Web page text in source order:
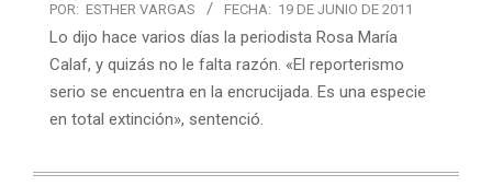
POR: ESTHER VARGAS FECHA: 19 DE JUNIO DE 2011
Lo dijo hace varios días la periodista Rosa María
Calaf, y quizás no le falta razón. «El reporterismo
serio se encuentra en la encrucijada. Es una especie
en total extinción», sentenció.